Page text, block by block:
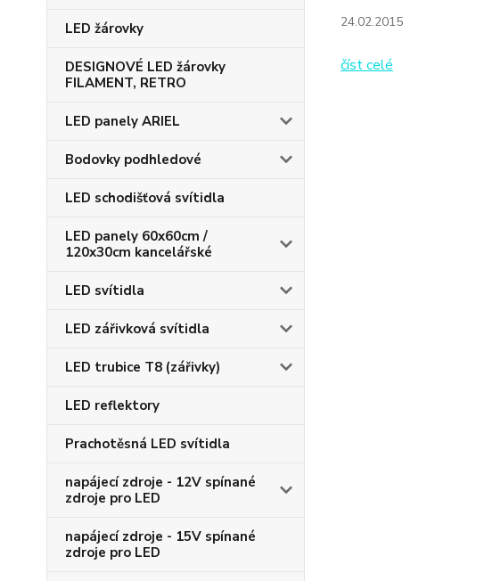
LED žárovky
DESIGNOVÉ LED žárovky
FILAMENT, RETRO
LED panely ARIEL
Bodovky podhledové
LED schodišťová svítidla
LED panely 60x60cm /
120x30cm kancelářské
LED svítidla
LED zářivková svítidla
LED trubice T8 (zářivky)
LED reflektory
Prachotěsná LED svítidla
napájecí zdroje - 12V spínané
zdroje pro LED
napájecí zdroje - 15V spínané
zdroje pro LED
24.02.2015
číst celé